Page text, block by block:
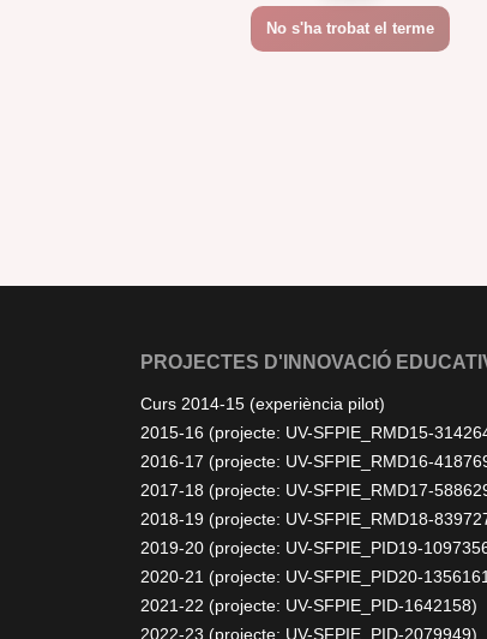
No s'ha trobat el terme
PROJECTES D'INNOVACIÓ
Curs 2014-15 (experiència pilot)
2015-16 (projecte: UV-SFPIE_RMD15-
2016-17 (projecte: UV-SFPIE_RMD16-
2017-18 (projecte: UV-SFPIE_RMD17-
2018-19 (projecte: UV-SFPIE_RMD18-
2019-20 (projecte: UV-SFPIE_PID19-
2020-21 (projecte: UV-SFPIE_PID20-
2021-22 (projecte: UV-SFPIE_PID-1642158)
2022-23 (projecte: UV-SFPIE_PID-2079949)